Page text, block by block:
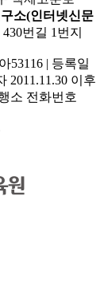
소(인터넷신문
번길 1번지
53116 | 등록일
2011.11.30 이후
소 전화번호